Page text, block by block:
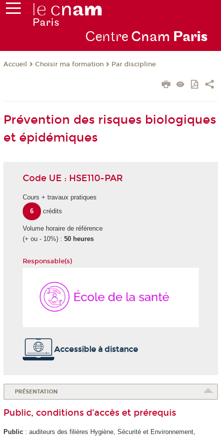
Centre Cnam Paris
Accueil Choisir ma formation Par discipline
Prévention des risques biologiques
et épidémiques
Code UE : HSE110-PAR
Cours + travaux pratiques
6
crédits
Volume horaire de référence
(+ ou - 10%) : 50 heures
Responsable(s)
Accessible à distance
PRÉSENTATION
Public, conditions d’accès et prérequis
Public: auditeurs des filières Hygiène, Sécurité et Environnement,